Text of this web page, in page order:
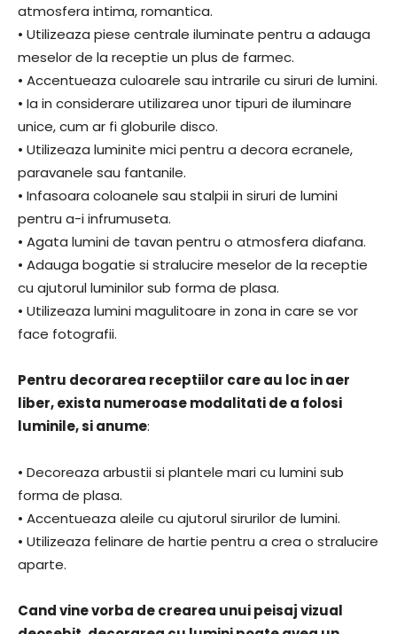
atmosfera intima, romantica.
• Utilizeaza piese centrale iluminate pentru a adauga
meselor de la receptie un plus de farmec.
• Accentueaza culoarele sau intrarile cu siruri de lumini.
• Ia in considerare utilizarea unor tipuri de iluminare
unice, cum ar fi globurile disco.
• Utilizeaza luminite mici pentru a decora ecranele,
paravanele sau fantanile.
• Infasoara coloanele sau stalpii in siruri de lumini
pentru a-i infrumuseta.
• Agata lumini de tavan pentru o atmosfera diafana.
• Adauga bogatie si stralucire meselor de la receptie
cu ajutorul luminilor sub forma de plasa.
• Utilizeaza lumini magulitoare in zona in care se vor
face fotografii.
Pentru decorarea receptiilor care au loc in aer
liber, exista numeroase modalitati de a folosi
luminile, si anume:
• Decoreaza arbustii si plantele mari cu lumini sub
forma de plasa.
• Accentueaza aleile cu ajutorul sirurilor de lumini.
• Utilizeaza felinare de hartie pentru a crea o stralucire
aparte.
Cand vine vorba de crearea unui peisaj vizual